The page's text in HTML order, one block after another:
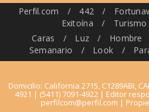
Perfil.com / 442 /
Exitoína
/ Turismo
Caras
/ Luz / Hombre
Semanario
/ Look /
Domicilio: California 2715, C1289ABI,
4921 | (5411) 7091-4922 | Editor
perfilcom@perfil.com |